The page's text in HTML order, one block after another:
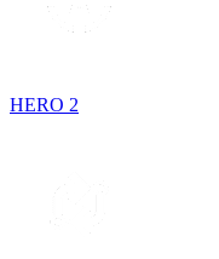
HERO 2